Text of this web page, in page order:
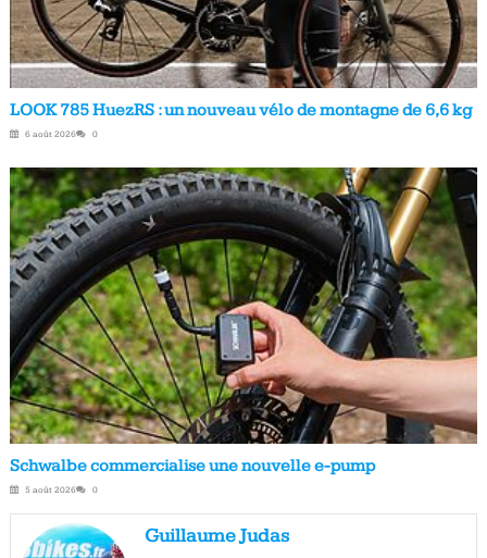
LOOK 785 HuezRS : un nouveau vélo de montagne de 6,6 kg
6 août 2026 0
Schwalbe commercialise une nouvelle e-pump
5 août 2026 0
Guillaume Judas